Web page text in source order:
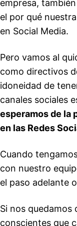
empresa,
el por qué
en Social Media.
Pero vamos al
como directivos
idoneidad de
canales sociales
esperamos de la
en las Redes
Cuando
con nuestro
el paso adelante
Si nos quedamos
conscientes que